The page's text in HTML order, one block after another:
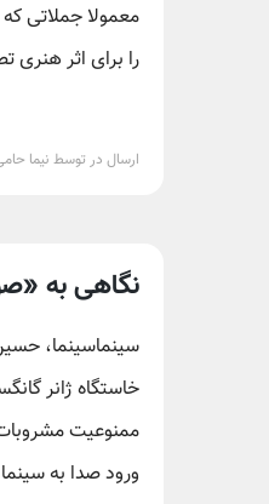
معمولا جملاتی
را برای اثر
ارسال در توسط نیما
نگاهی به «صورت زخمی»(۱۹۸۳) به مناسبت
سینماسینما،